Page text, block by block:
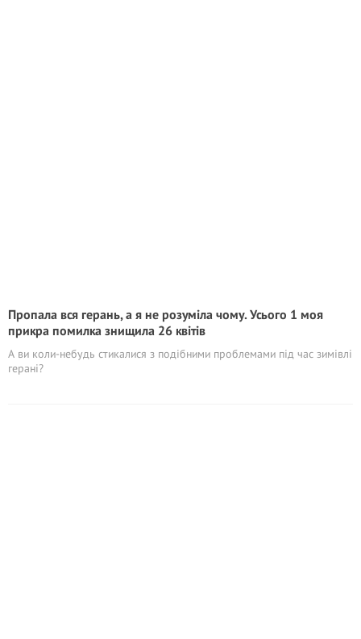
Пропала вся герань, а я не розуміла чому. Усього 1 моя
прикра помилка знищилa 26 квітів
А ви коли-небудь стикалися з подібними проблемами під час зимівлі
герані?